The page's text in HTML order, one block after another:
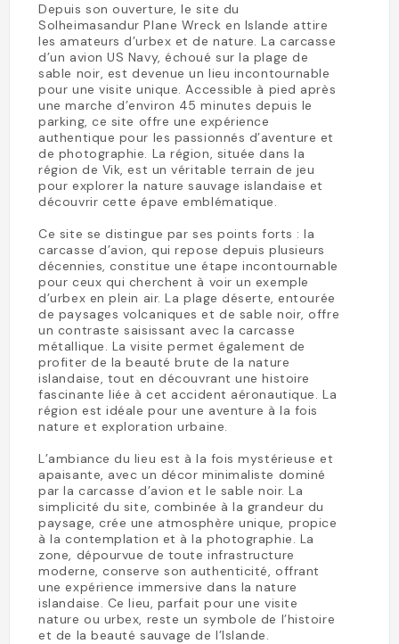
Depuis son ouverture, le site du
Solheimasandur Plane Wreck en Islande attire
les amateurs d’urbex et de nature. La carcasse
d’un avion US Navy, échoué sur la plage de
sable noir, est devenue un lieu incontournable
pour une visite unique. Accessible à pied après
une marche d’environ 45 minutes depuis le
parking, ce site offre une expérience
authentique pour les passionnés d’aventure et
de photographie. La région, située dans la
région de Vik, est un véritable terrain de jeu
pour explorer la nature sauvage islandaise et
découvrir cette épave emblématique.
Ce site se distingue par ses points forts : la
carcasse d’avion, qui repose depuis plusieurs
décennies, constitue une étape incontournable
pour ceux qui cherchent à voir un exemple
d’urbex en plein air. La plage déserte, entourée
de paysages volcaniques et de sable noir, offre
un contraste saisissant avec la carcasse
métallique. La visite permet également de
profiter de la beauté brute de la nature
islandaise, tout en découvrant une histoire
fascinante liée à cet accident aéronautique. La
région est idéale pour une aventure à la fois
nature et exploration urbaine.
L’ambiance du lieu est à la fois mystérieuse et
apaisante, avec un décor minimaliste dominé
par la carcasse d’avion et le sable noir. La
simplicité du site, combinée à la grandeur du
paysage, crée une atmosphère unique, propice
à la contemplation et à la photographie. La
zone, dépourvue de toute infrastructure
moderne, conserve son authenticité, offrant
une expérience immersive dans la nature
islandaise. Ce lieu, parfait pour une visite
nature ou urbex, reste un symbole de l’histoire
et de la beauté sauvage de l’Islande.